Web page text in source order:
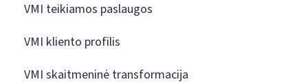
VMI teikiamos paslaugos
VMI kliento profilis
VMI skaitmeninė transformacija